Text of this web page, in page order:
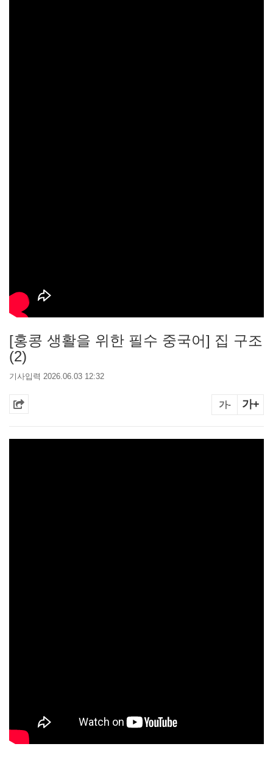
[홍콩 생활을 위한 필수 중국어] 집 구조
(2)
기사입력 2026.06.03 12:32
가- 가+